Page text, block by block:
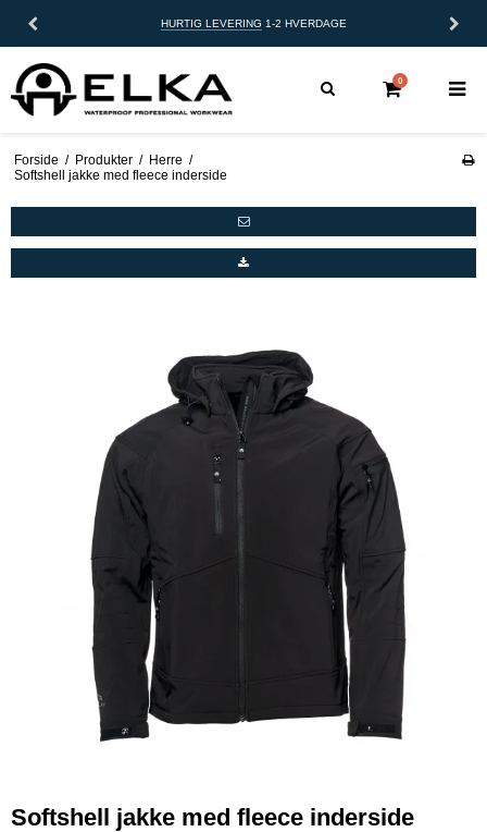
1-2 HVERDAGE
0
Forside / Produkter / Herre /
Softshell jakke med fleece inderside
Softshell jakke med fleece inderside